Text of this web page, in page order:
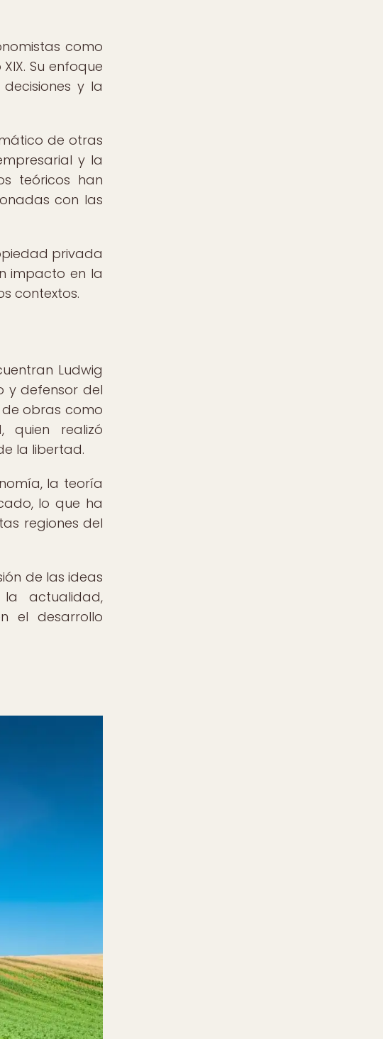
como
Su enfoque
y la
de otras
y la
teóricos han
con las
privada
impacto en la
contextos.
Ludwig
y defensor del
de obras como
quien realizó
la libertad.
la teoría
lo que ha
regiones del
de las ideas
actualidad,
el desarrollo